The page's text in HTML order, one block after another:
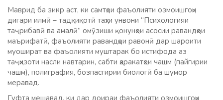
Маврид ба зикр аст, ки самтҳои фаъолияти озмоишгоҳи
дигари илмӣ – тадқиқотӣ таҳти унвони “Психологияи
таҷрибавӣ ва амалӣ” омӯзиши қонунҳои асосии равандҳои
маърифатӣ, фаъолияти равандҳои равонӣ дар шароити
муошират ва фаъолияти муштарак бо истифода аз
таҷҳизоти насли навтарин, сабти ҳаракатҳои чашм (пайгирии
чашм), полиграфия, бозпасгирии биологӣ ба шумор
меравад.
Гуфта мешавад, ки дар доираи фаъолияти озмоишгоҳи